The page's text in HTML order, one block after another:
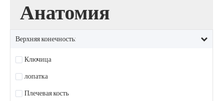
Анатомия
Верхняя конечность:
Ключица
лопатка
Плечевая кость